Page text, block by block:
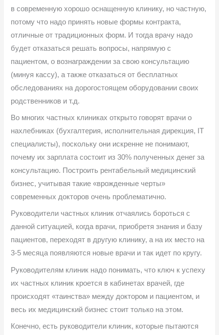
в современную хорошо оснащенную клинику, но частную,
потому что надо принять новые формы контракта,
отличные от традиционных форм. И тогда врачу надо
будет отказаться решать вопросы, напрямую с
пациентом, о вознаграждении за свою консультацию
(минуя кассу), а также отказаться от бесплатных
обследованиях на дорогостоящем оборудовании своих
родственников и т.д.
Во многих частных клиниках открыто говорят врачи о
нахлебниках (бухгалтерия, исполнительная дирекция, IT
специалисты), поскольку они искренне не понимают,
почему их зарплата состоит из 30% полученных денег за
консультацию. Построить рентабельный медицинский
бизнес, учитывая такие «врожденные черты»
современных докторов очень проблематично.
Руководители частных клиник отчаялись бороться с
данной ситуацией, когда врачи, приобретя знания и базу
пациентов, переходят в другую клинику, а на их место на
3-5 месяца появляются новые врачи и так идет по кругу.
Руководителям клиник надо понимать, что ключ к успеху
их частных клиник кроется в кабинетах врачей, где
происходят «таинства» между доктором и пациентом, и
весь их медицинский бизнес стоит только на этом.
Конечно, есть руководители клиник, которые пытаются